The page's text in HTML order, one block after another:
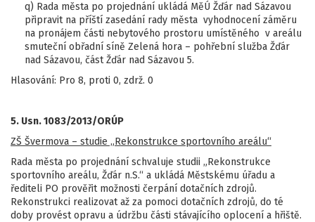
q) Rada města po projednání ukládá MěÚ Žďár nad Sázavou
připravit na příští zasedání rady města vyhodnocení záměru
na pronájem části nebytového prostoru umístěného v areálu
smuteční obřadní síně Zelená hora – pohřební služba Žďár
nad Sázavou, část Žďár nad Sázavou 5.
Hlasování: Pro 8, proti 0, zdrž. 0
5. Usn. 1083/2013/ORÚP
ZŠ Švermova – studie „Rekonstrukce sportovního areálu“
Rada města po projednání schvaluje studii „Rekonstrukce
sportovního areálu, Žďár n.S.“ a ukládá Městskému úřadu a
řediteli PO prověřit možnosti čerpání dotačních zdrojů.
Rekonstrukci realizovat až za pomoci dotačních zdrojů, do té
doby provést opravu a údržbu části stávajícího oplocení a hřiště.